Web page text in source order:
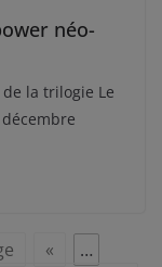
néo-
la trilogie Le
«
…